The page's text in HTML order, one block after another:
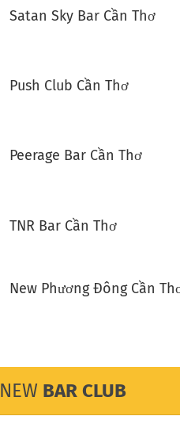
Satan Sky Bar Cần Thơ
Push Club Cần Thơ
Peerage Bar Cần Thơ
TNR Bar Cần Thơ
New Phương Đông Cần
NEW BAR CLUB